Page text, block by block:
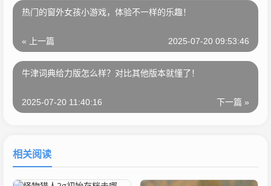
热门的窗外女孩小游戏，体验不一样的乐趣！
« 上一篇 2025-07-20 09:53:46
牛津词典给力版怎么样？对比其他版本就懂了！
下一篇 »
2025-07-20 11:40:16
相关阅读